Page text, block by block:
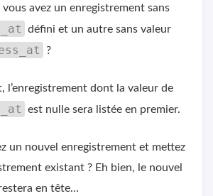
avez un enregistrement sans
défini et un autre sans valeur
?
l’enregistrement dont la valeur de
est nulle sera listée en premier.
un nouvel enregistrement et mettez
existant ? Eh bien, le nouvel
en tête…